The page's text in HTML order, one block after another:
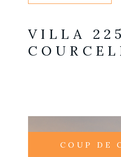
VILLA
COUP DE